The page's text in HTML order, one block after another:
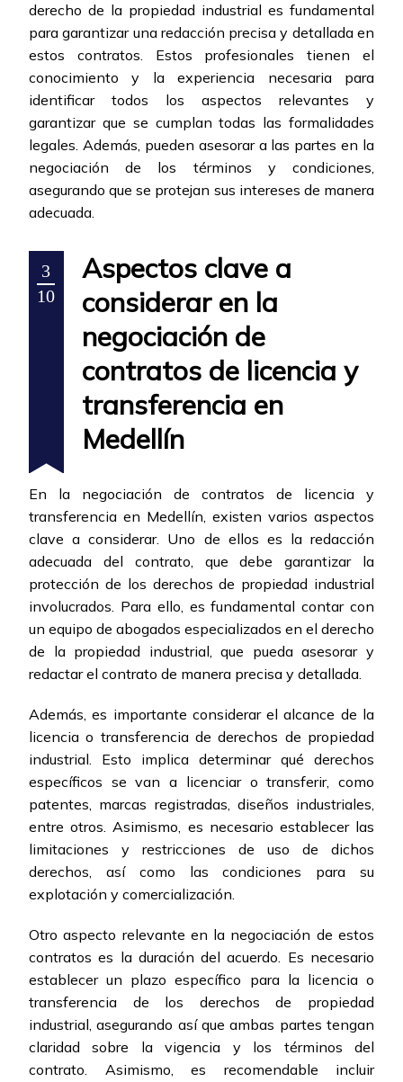
derecho de la propiedad industrial es fundamental
para garantizar una redacción precisa y detallada en
estos contratos. Estos profesionales tienen el
conocimiento y la experiencia necesaria para
identificar todos los aspectos relevantes y
garantizar que se cumplan todas las formalidades
legales. Además, pueden asesorar a las partes en la
negociación de los términos y condiciones,
asegurando que se protejan sus intereses de manera
adecuada.
3
10
Aspectos clave a
considerar en la
negociación de
contratos de licencia y
transferencia en
Medellín
En la negociación de contratos de licencia y
transferencia en Medellín, existen varios aspectos
clave a considerar. Uno de ellos es la redacción
adecuada del contrato, que debe garantizar la
protección de los derechos de propiedad industrial
involucrados. Para ello, es fundamental contar con
un equipo de abogados especializados en el derecho
de la propiedad industrial, que pueda asesorar y
redactar el contrato de manera precisa y detallada.
Además, es importante considerar el alcance de la
licencia o transferencia de derechos de propiedad
industrial. Esto implica determinar qué derechos
específicos se van a licenciar o transferir, como
patentes, marcas registradas, diseños industriales,
entre otros. Asimismo, es necesario establecer las
limitaciones y restricciones de uso de dichos
derechos, así como las condiciones para su
explotación y comercialización.
Otro aspecto relevante en la negociación de estos
contratos es la duración del acuerdo. Es necesario
establecer un plazo específico para la licencia o
transferencia de los derechos de propiedad
industrial, asegurando así que ambas partes tengan
claridad sobre la vigencia y los términos del
contrato. Asimismo, es recomendable incluir